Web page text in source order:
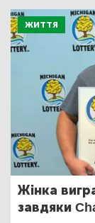
ЖИТТЯ
Жінка
завдяки